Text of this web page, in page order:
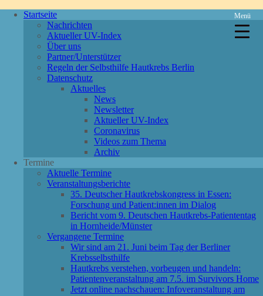
Startseite
Nachrichten
Aktueller UV-Index
Über uns
Partner/Unterstützer
Regeln der Selbsthilfe Hautkrebs Berlin
Datenschutz
Aktuelles
News
Newsletter
Aktueller UV-Index
Coronavirus
Videos zum Thema
Archiv
Termine
Aktuelle Termine
Veranstaltungsberichte
35. Deutscher Hautkrebskongress in Essen:
Forschung und Patient:innen im Dialog
Bericht vom 9. Deutschen Hautkrebs-Patiententag
in Hornheide/Münster
Vergangene Termine
Wir sind am 21. Juni beim Tag der Berliner
Krebsselbsthilfe
Hautkrebs verstehen, vorbeugen und handeln:
Patientenveranstaltung am 7.5. im Survivors Home
Jetzt online nachschauen: Infoveranstaltung am
Menü